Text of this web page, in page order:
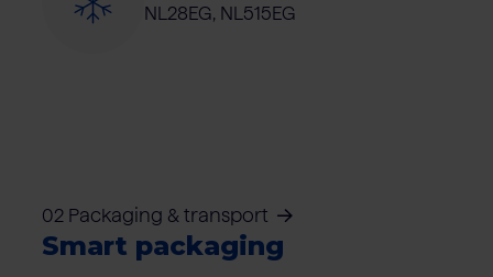
NL28EG, NL515EG
02 Packaging & transport
Smart packaging